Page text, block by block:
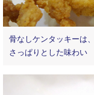
骨なしケンタッキーは
さっぱりとした味わい